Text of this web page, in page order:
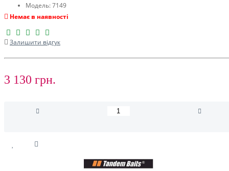
Модель:7149
Немає в наявності
Залишити відгук
3 130 грн.